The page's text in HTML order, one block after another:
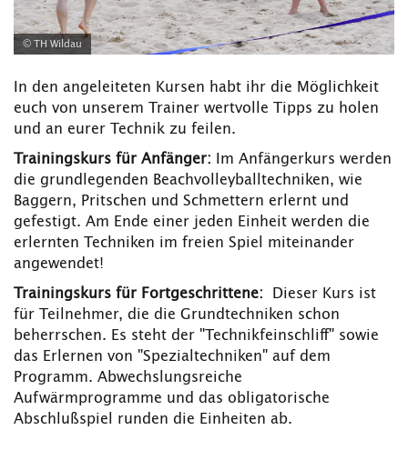
© TH Wildau
In den angeleiteten Kursen habt ihr die Möglichkeit
euch von unserem Trainer wertvolle Tipps zu holen
und an eurer Technik zu feilen.
Trainingskurs für Anfänger: Im Anfängerkurs werden
die grundlegenden Beachvolleyballtechniken, wie
Baggern, Pritschen und Schmettern erlernt und
gefestigt. Am Ende einer jeden Einheit werden die
erlernten Techniken im freien Spiel miteinander
angewendet!
Trainingskurs für Fortgeschrittene: Dieser Kurs ist
für Teilnehmer, die die Grundtechniken schon
beherrschen. Es steht der "Technikfeinschliff" sowie
das Erlernen von "Spezialtechniken" auf dem
Programm. Abwechslungsreiche
Aufwärmprogramme und das obligatorische
Abschlußspiel runden die Einheiten ab.